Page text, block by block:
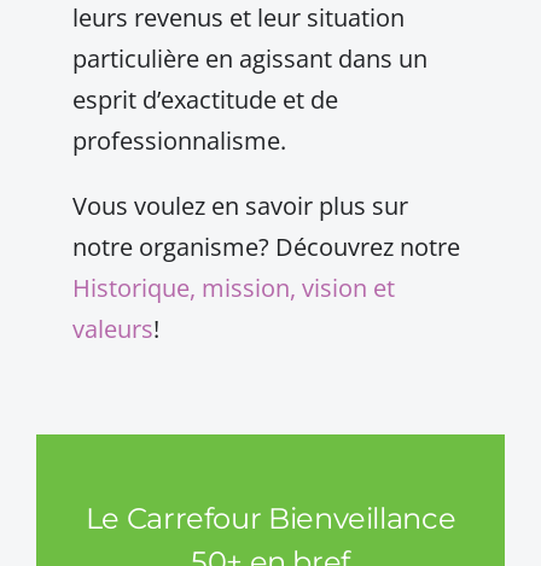
leurs revenus et leur situation
particulière en agissant dans un
esprit d’exactitude et de
professionnalisme.
Vous voulez en savoir plus sur
notre organisme? Découvrez notre
Historique, mission, vision et
valeurs!
Le Carrefour Bienveillance